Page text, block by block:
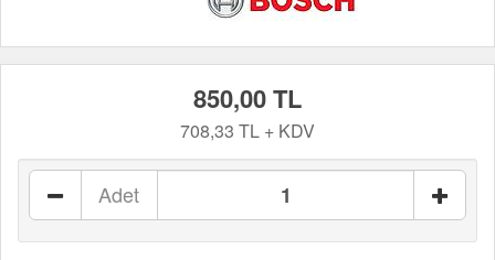
850,00 TL
708,33 TL + KDV
Adet